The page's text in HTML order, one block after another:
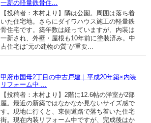
一新の軽量鉄骨住...
【投稿者：木村より】隣は公園。周囲は落ち着
いた住宅地。さらにダイワハウス施工の軽量鉄
骨住宅です。築年数は経っていますが、内装は
一新され、外壁・屋根も10年前に塗装済み。中
古住宅は“元の建物の質”が重要...
甲府市国母2丁目の中古戸建｜平成20年築×内装
リフォーム中 ...
【投稿者：木村より】2階に12.6帖の洋室が2部
屋。最近の新築ではなかなか見ないサイズ感で
す。現地に行くと、東側道路で落ち着いた住宅
街。現在内装リフォーム中ですが、完成後はか